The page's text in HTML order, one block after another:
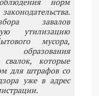
завалов
утилизацию
мусора,
свалок, которые
для штрафов со
уже в адрес